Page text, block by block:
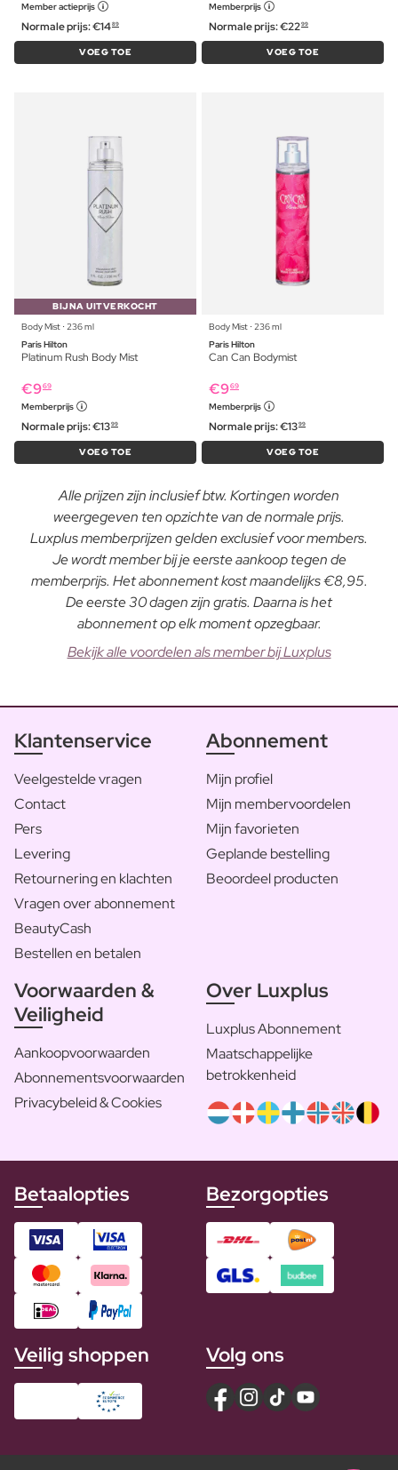
Member actieprijs
Normale prijs:€1489
VOEG TOE
Memberprijs
Normale prijs:€2299
VOEG TOE
BIJNA UITVERKOCHT
Body Mist ⋅ 236 ml
Paris Hilton
Platinum Rush Body Mist
€969
Memberprijs
Normale prijs:€1399
VOEG TOE
Body Mist ⋅ 236 ml
Paris Hilton
Can Can Bodymist
€969
Memberprijs
Normale prijs:€1399
VOEG TOE
Alle prijzen zijn inclusief btw. Kortingen worden
weergegeven ten opzichte van de normale prijs.
Luxplus memberprijzen gelden exclusief voor members.
Je wordt member bij je eerste aankoop tegen de
memberprijs. Het abonnement kost maandelijks €8,95.
De eerste 30 dagen zijn gratis. Daarna is het
abonnement op elk moment opzegbaar.
Bekijk alle voordelen als member bij Luxplus
Klantenservice
Veelgestelde vragen
Contact
Pers
Levering
Retournering en klachten
Vragen over abonnement
BeautyCash
Bestellen en betalen
Abonnement
Mijn profiel
Mijn membervoordelen
Mijn favorieten
Geplande bestelling
Beoordeel producten
Voorwaarden &
Veiligheid
Aankoopvoorwaarden
Abonnementsvoorwaarden
Privacybeleid & Cookies
Over Luxplus
Luxplus Abonnement
Maatschappelijke
betrokkenheid
Betaalopties Bezorgopties
Veilig shoppen Volg ons